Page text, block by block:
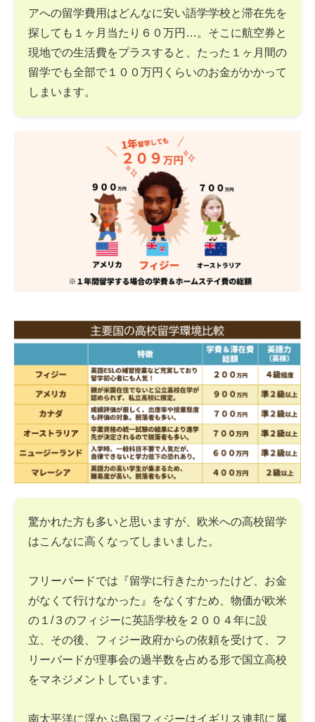
アへの留学費用はどんなに安い語学学校と滞在先を
探しても１ヶ月当たり６０万円…。そこに航空券と
現地での生活費をプラスすると、たった１ヶ月間の
留学でも全部で１００万円くらいのお金がかかって
しまいます。
驚かれた方も多いと思いますが、欧米への高校留学
はこんなに高くなってしまいました。
フリーバードでは『留学に行きたかったけど、お金
がなくて行けなかった』をなくすため、物価が欧米
の１/３のフィジーに英語学校を２００４年に設
立、その後、フィジー政府からの依頼を受けて、フ
リーバードが理事会の過半数を占める形で国立高校
をマネジメントしています。
南太平洋に浮かぶ島国フィジーはイギリス連邦に属